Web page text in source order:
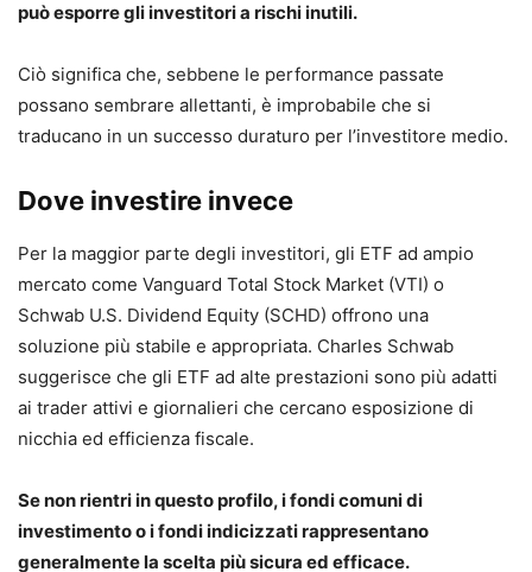
può esporre gli investitori a rischi inutili.
Ciò significa che, sebbene le performance passate
possano sembrare allettanti, è improbabile che si
traducano in un successo duraturo per l’investitore medio.
Dove investire invece
Per la maggior parte degli investitori, gli ETF ad ampio
mercato come Vanguard Total Stock Market (VTI) o
Schwab U.S. Dividend Equity (SCHD) offrono una
soluzione più stabile e appropriata. Charles Schwab
suggerisce che gli ETF ad alte prestazioni sono più adatti
ai trader attivi e giornalieri che cercano esposizione di
nicchia ed efficienza fiscale.
Se non rientri in questo profilo, i fondi comuni di
investimento o i fondi indicizzati rappresentano
generalmente la scelta più sicura ed efficace.